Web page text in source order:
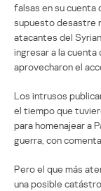
falsas en su cuenta
supuesto desastre
atacantes del
ingresar a la
aprovecharon el
Los intrusos
el tiempo que
para homenajear a
guerra, con
Pero el que más
una posible